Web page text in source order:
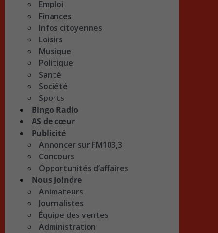
Emploi
Finances
Infos citoyennes
Loisirs
Musique
Politique
Santé
Société
Sports
Bingo Radio
AS de cœur
Publicité
Annoncer sur FM103,3
Concours
Opportunités d’affaires
Nous Joindre
Animateurs
Journalistes
Équipe des ventes
Administration